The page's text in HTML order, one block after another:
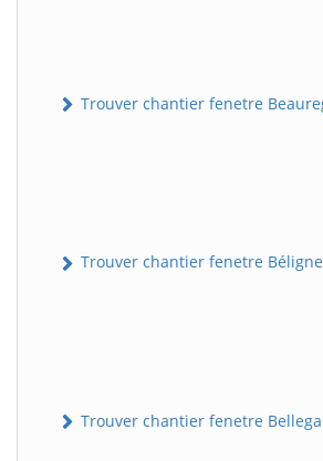
Trouver chantier fenetre
Trouver chantier fenetre
Trouver chantier fenetre